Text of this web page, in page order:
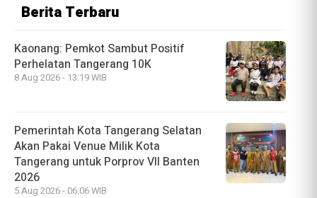
Berita Terbaru
Kaonang: Pemkot Sambut Positif
Perhelatan Tangerang 10K
8 Aug 2026 - 13:19 WIB
Pemerintah Kota Tangerang Selatan
Akan Pakai Venue Milik Kota
Tangerang untuk Porprov VII Banten
2026
5 Aug 2026 - 06:06 WIB